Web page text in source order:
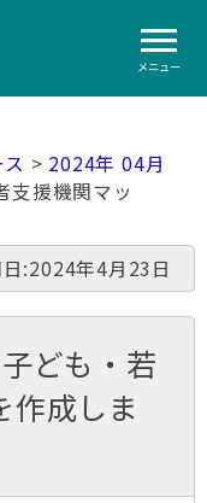
メニュー
> 2024年 04月
支援機関マッ
:2024年4月23日
ども・若
作成しま